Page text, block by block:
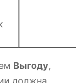
Выгоду,
должна